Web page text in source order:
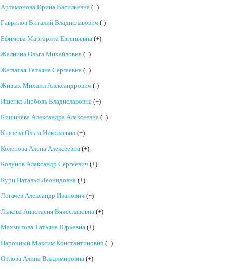
Артамонова Ирина Васильевна (+)
Гаврилов Виталий Владиславович (-)
Ефимова Маргарита Евгеньевна (+)
Жалнина Ольга Михайловна (+)
Жеглатая Татьяна Сергеевна (+)
Живых Михаил Александрович (-)
Ищенко Любовь Владиславовна (+)
Кишинёва Александра Алексеевна (+)
Князева Ольга Николаевна (+)
Коленова Алёна Алексеевна (+)
Колунов Александр Сергеевич (+)
Курц Наталья Леонидовна (+)
Логачёв Александр Иванович (+)
Лыкова Анастасия Вячеславовна (+)
Махмутова Татьяна Юрьевна (+)
Нарочный Максим Константинович (+)
Орлова Алина Владимировна (+)